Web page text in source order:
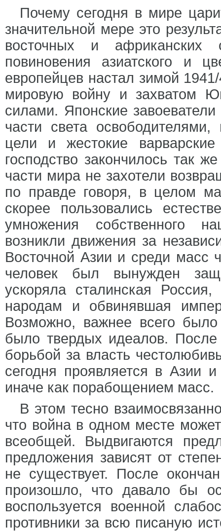
Почему сегодня в мире
значительной мере это
восточных и африканских
повиновения азиатского и
европейцев настал зимой
мировую войну и захватом
силами. Японские
части света
цели и жестокие
господство закончилось так
части мира не захотели
по правде говоря, в целом
скорее пользовались
умножения собственного
возникли движения за
Восточной Азии и среди
человек был вынужден
ускоряла сталинская
народам и обвинявшая
Возможно, важнее всего
было твердых идеалов.
борьбой за власть
сегодня проявляется в Азии
иначе как порабощением масс.
В этом тесно
что война в одном месте
всеобщей. Выдвигаются
предложения зависят от
не существует. После
произошло, что давало бы
воспользуется военной
противники за всю писаную